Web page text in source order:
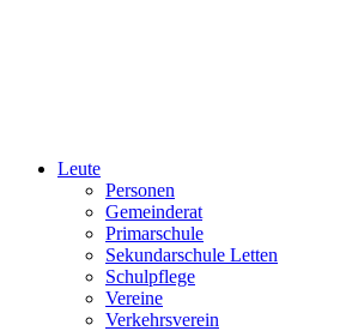
Leute
Personen
Gemeinderat
Primarschule
Sekundarschule Letten
Schulpflege
Vereine
Verkehrsverein